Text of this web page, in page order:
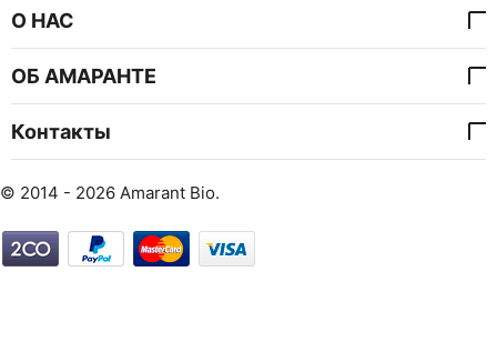
О НАС
ОБ АМАРАНТЕ
Контакты
© 2014 - 2026 Amarant Bio.